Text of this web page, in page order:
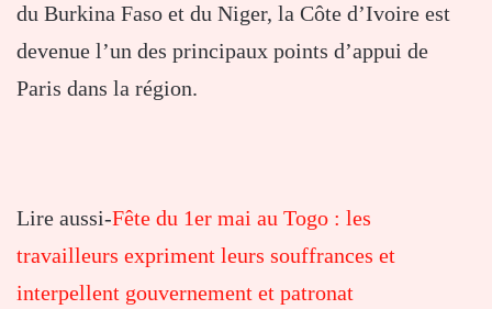
du Burkina Faso et du Niger, la Côte d’Ivoire est
devenue l’un des principaux points d’appui de
Paris dans la région.
Lire aussi-Fête du 1er mai au Togo : les
travailleurs expriment leurs souffrances et
interpellent gouvernement et patronat